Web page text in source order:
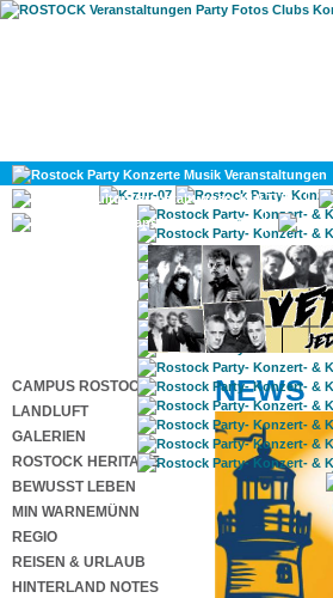
KULTUR
GAY
CAMPUS ROSTOCK
LANDLUFT
GALERIEN
ROSTOCK HERITAGE
BEWUSST LEBEN
MIN WARNEMÜNN
REGIO
REISEN & URLAUB
HINTERLAND NOTES
NEWS